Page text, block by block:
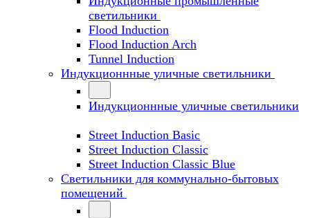
светильники
Flood Induction
Flood Induction Arch
Tunnel Induction
Индукционнные уличные светильники
Индукционнные уличные светильники
Street Induction Basic
Street Induction Classic
Street Induction Classic Blue
Светильники для коммунально-бытовых
помещений